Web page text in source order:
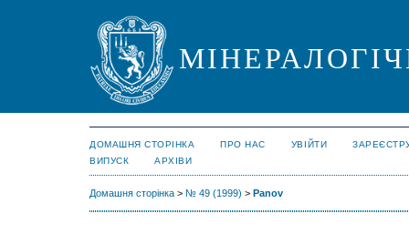
ДОМАШНЯ СТОРІНКА ПРО НАС УВІЙТИ
ВИПУСК
АРХІВИ
Домашня сторінка > № 49 (1999) > Panov